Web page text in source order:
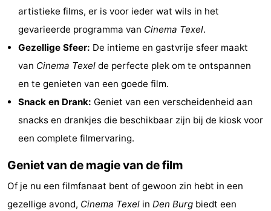
Bosch
en
Zee
De
Vlijt
Hoeve
Holland
Land
en
Zeezicht
Strandhuys
Strandplevier
Bed
artistieke films, er is voor ieder wat wils in het
gevarieerde programma van Cinema Texel.
Gezellige Sfeer: De intieme en gastvrije sfeer maakt
van Cinema Texel de perfecte plek om te ontspannen
en te genieten van een goede film.
Snack en Drank: Geniet van een verscheidenheid aan
snacks en drankjes die beschikbaar zijn bij de kiosk voor
een complete filmervaring.
Geniet van de magie van de film
Of je nu een filmfanaat bent of gewoon zin hebt in een
gezellige avond, Cinema Texel in Den Burg biedt een